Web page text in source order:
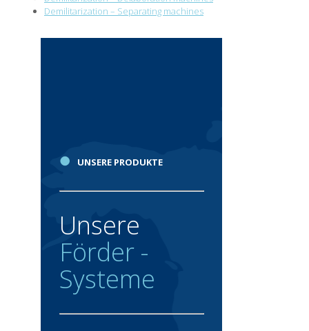
Demilitarization – Separating machines
● UNSERE PRODUKTE
Unsere
Förder -
Systeme